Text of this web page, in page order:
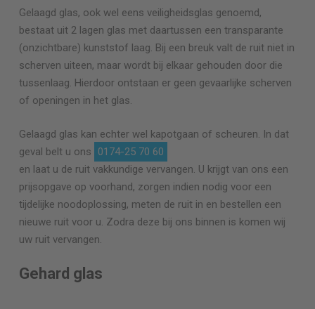
Gelaagd glas, ook wel eens veiligheidsglas genoemd,
bestaat uit 2 lagen glas met daartussen een transparante
(onzichtbare) kunststof laag. Bij een breuk valt de ruit niet in
scherven uiteen, maar wordt bij elkaar gehouden door die
tussenlaag. Hierdoor ontstaan er geen gevaarlijke scherven
of openingen in het glas.
Gelaagd glas kan echter wel kapotgaan of scheuren. In dat
geval belt u ons
0174-25 70 60
en laat u de ruit vakkundige vervangen. U krijgt van ons een
prijsopgave op voorhand, zorgen indien nodig voor een
tijdelijke noodoplossing, meten de ruit in en bestellen een
nieuwe ruit voor u. Zodra deze bij ons binnen is komen wij
uw ruit vervangen.
Gehard glas